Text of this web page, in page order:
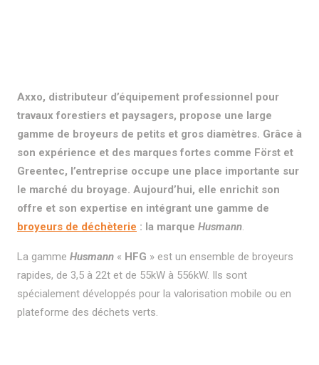
Axxo, distributeur d’équipement professionnel pour
travaux forestiers et paysagers, propose une large
gamme de broyeurs de petits et gros diamètres. Grâce à
son expérience et des marques fortes comme Först et
Greentec, l’entreprise occupe une place importante sur
le marché du broyage. Aujourd’hui, elle enrichit son
offre et son expertise en intégrant une gamme de
broyeurs de déchèterie : la marque Husmann.
La gamme Husmann « HFG » est un ensemble de broyeurs
rapides, de 3,5 à 22t et de 55kW à 556kW. Ils sont
spécialement développés pour la valorisation mobile ou en
plateforme des déchets verts.